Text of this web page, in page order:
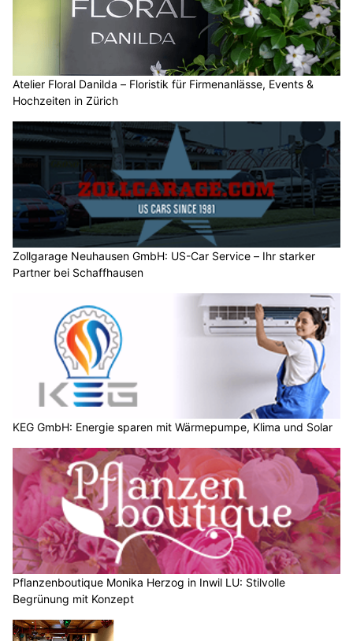
Atelier Floral Danilda – Floristik für Firmenanlässe, Events &
Hochzeiten in Zürich
Zollgarage Neuhausen GmbH: US-Car Service – Ihr starker
Partner bei Schaffhausen
KEG GmbH: Energie sparen mit Wärmepumpe, Klima und Solar
Pflanzenboutique Monika Herzog in Inwil LU: Stilvolle
Begrünung mit Konzept